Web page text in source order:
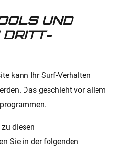
UND
DRITT­
kann Ihr Surf-Verhalten
Das geschieht vor allem
diesen
Sie in der folgenden